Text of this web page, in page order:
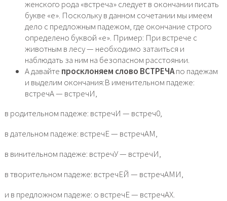
женского рода «встреча» следует в окончании писать
букве «е». Поскольку в данном сочетании мы имеем
дело с предложным падежом, где окончание строго
определено буквой «е». Пример: При встрече с
животным в лесу — необходимо затаиться и
наблюдать за ним на безопасном расстоянии.
А давайте просклоняем слово ВСТРЕЧАпо падежам
и выделим окончания:В именительном падеже:
встречА — встречИ,
в родительном падеже: встречИ — встреч0,
в дательном падеже: встречЕ — встречАМ,
в винительном падеже: встречУ — встречИ,
в творительном падеже: встречЕЙ — встречАМИ,
и в предложном падеже: о встречЕ — встречАХ.